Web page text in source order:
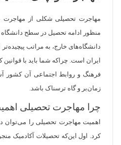
مهاجرت تحصیلی شکلی از مهاجرت
منظور ادامه تحصیل در سطح دانشگاه
دانشگاه‌های خارج، به مراتب
ایران است. چراکه شما باید با
فرهنگ و روابط اجتماعی آن کشور
زمان‌بر و گاه ترسناک باشد.
چرا مهاجرت تحصیلی
اهمیت مهاجرت تحصیلی را می‌توان
کرد. اول این‌که تحصیلات آکادمیک